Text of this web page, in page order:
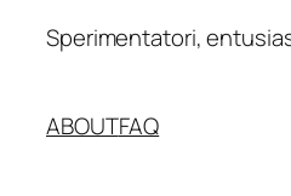
Sperimentatori,
ABOUTFAQ